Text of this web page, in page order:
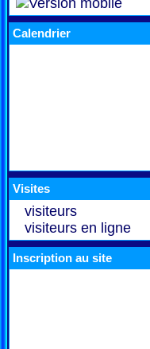
Calendrier
Visites
visiteurs
visiteurs en ligne
Inscription au site